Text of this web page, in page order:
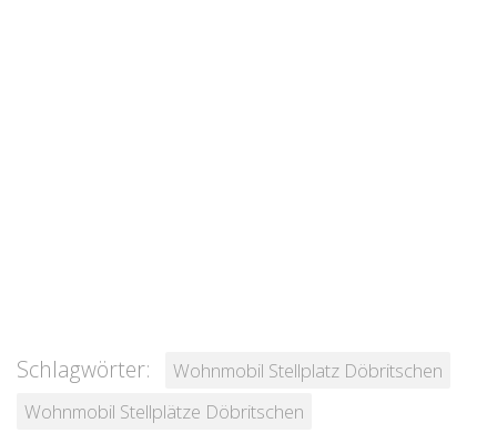
Schlagwörter:
Wohnmobil Stellplatz Döbritschen
Wohnmobil Stellplätze Döbritschen